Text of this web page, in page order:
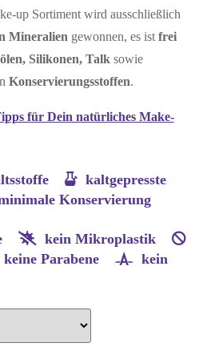
up Sortiment wird ausschließlich
Mineralien gewonnen, es ist frei
Silikonen, Talksowie
Konservierungsstoffen.
für Dein natürliches Make-
kaltgepresste
Konservierung
kein Mikroplastik
Parabene
kein